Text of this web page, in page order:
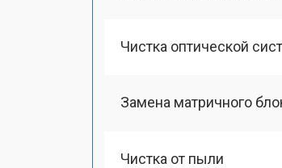
Чистка оптической
Замена матричного
Чистка от пыли